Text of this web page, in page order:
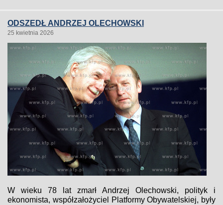
ODSZEDŁ ANDRZEJ OLECHOWSKI
25 kwietnia 2026
W wieku 78 lat zmarł Andrzej Olechowski, polityk i
ekonomista, współzałożyciel Platformy Obywatelskiej, były